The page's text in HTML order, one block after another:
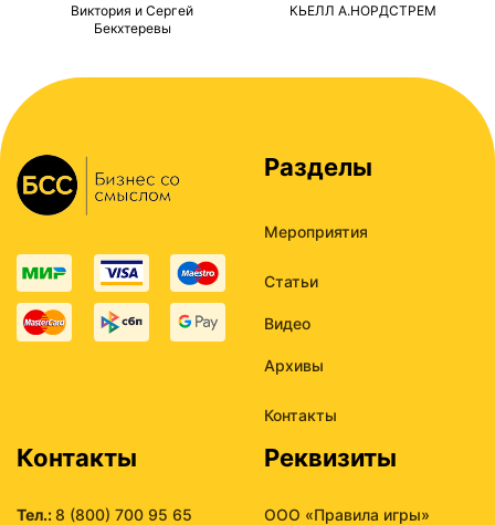
Виктория и Сергей
Бекхтеревы
КЬЕЛЛ А.НОРДСТРЕМ
Разделы
Мероприятия
Статьи
Видео
Архивы
Контакты
Контакты
Тел.:8 (800) 700 95 65
Реквизиты
ООО «Правила игры»